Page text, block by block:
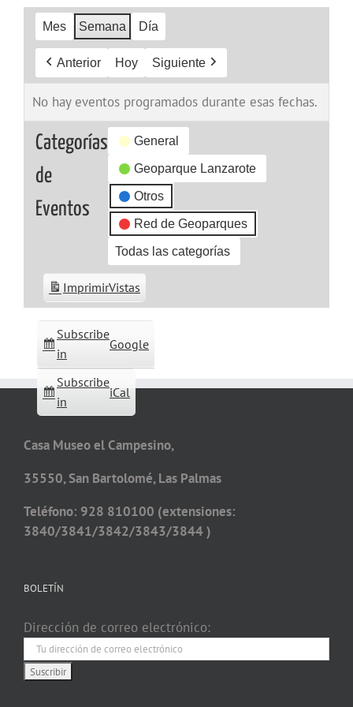
Mes Semana Día
Anterior Hoy Siguiente
No hay eventos programados durante esas fechas.
Categorías
de
Eventos
General
Geoparque Lanzarote
Otros
Red de Geoparques
Todas las categorías
Subscribe
in
Google
Subscribe
in
iCal
ImprimirVistas
Casa Museo el Campesino,
35550, San Bartolomé, Las Palmas
Teléfono: 928 810100 (extensiones:
3840/3841/3842/3843/3844 )
BOLETÍN
Dirección de correo electrónico: